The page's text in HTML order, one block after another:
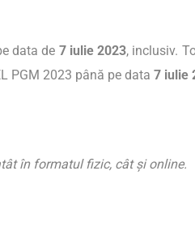
data de 7 iulie 2023, inclusiv.
PGM 2023 până pe data 7 iulie
în formatul fizic, cât și online.